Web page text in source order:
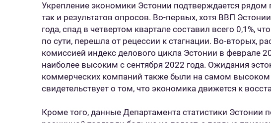
Укрепление экономики Эстонии подтверждается рядом
так и результатов опросов. Во-первых, хотя ВВП
года, спад в четвертом квартале составил всего 0,1%,
по сути, перешла от рецессии к стагнации. Во-вторых,
комиссией индекс делового цикла Эстонии в феврале
наиболее высоким с сентября 2022 года. Ожидания
коммерческих компаний также были на самом высоком
свидетельствует о том, что экономика движется к
Кроме того, данные Департамента статистики Эстонии